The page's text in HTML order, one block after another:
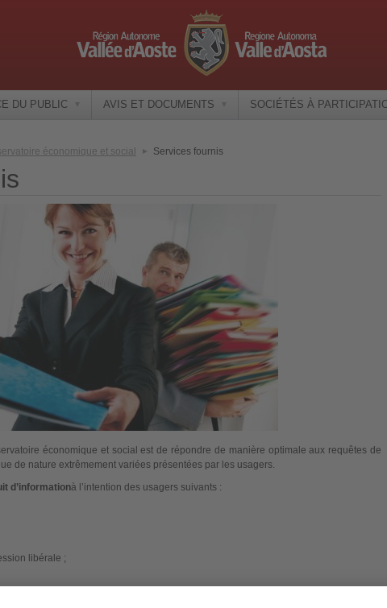
DU PUBLIC AVIS ET DOCUMENTS SOCIÉTÉS À
économique et social Services fournis
économique et social est de répondre de manière optimale aux requêtes de
de nature extrêmement variées présentées par les usagers.
d’informationà l’intention des usagers suivants :
libérale ;